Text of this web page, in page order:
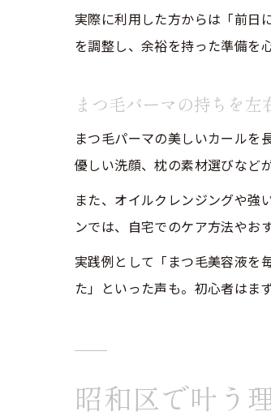
実際に利用した方からは「前日
を調整し、余裕を持った準備を
まつ毛パーマの持ちを左
まつ毛パーマの美しいカールを
優しい洗顔、枕の素材選びなど
また、オイルクレンジングや強
ンでは、自宅でのケア方法やお
実践例として「まつ毛美容液を
た」といった声も。初心者はま
昭和区で叶う